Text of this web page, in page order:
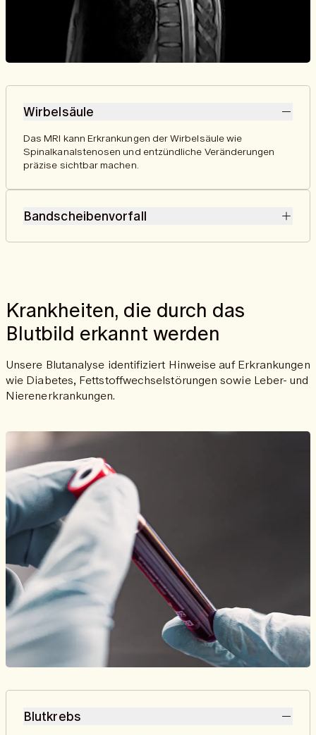
Wirbelsäule
Das MRI kann Erkrankungen der Wirbelsäule wie
Spinalkanalstenosen und entzündliche Veränderungen
präzise sichtbar machen.
Bandscheibenvorfall
Das MRI erkennt Bandscheibenvorfälle, indem es den
Krankheiten, die durch das
Blutbild erkannt werden
Unsere Blutanalyse identifiziert Hinweise auf Erkrankungen
wie Diabetes, Fettstoffwechselstörungen sowie Leber- und
Nierenerkrankungen.
Blutkrebs